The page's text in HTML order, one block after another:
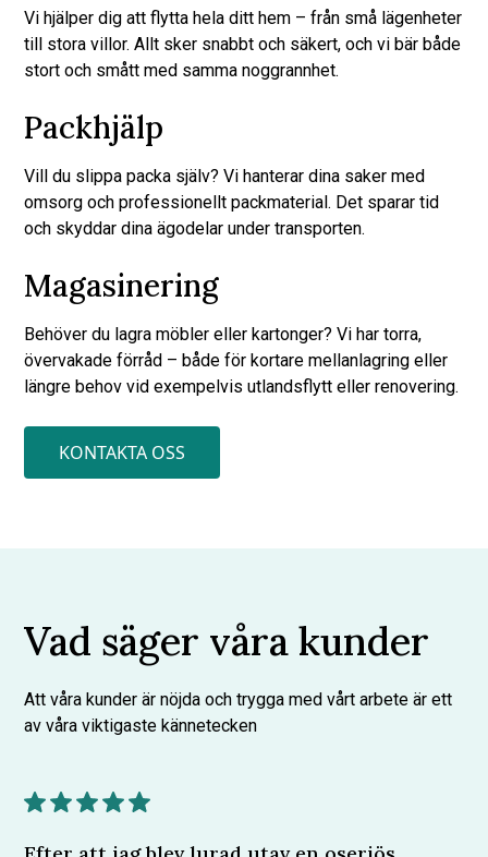
Vi hjälper dig att flytta hela ditt hem – från små lägenheter
till stora villor. Allt sker snabbt och säkert, och vi bär både
stort och smått med samma noggrannhet.
Packhjälp
Vill du slippa packa själv? Vi hanterar dina saker med
omsorg och professionellt packmaterial. Det sparar tid
och skyddar dina ägodelar under transporten.
Magasinering
Behöver du lagra möbler eller kartonger? Vi har torra,
övervakade förråd – både för kortare mellanlagring eller
längre behov vid exempelvis utlandsflytt eller renovering.
KONTAKTA OSS
Vad säger våra kunder
Att våra kunder är nöjda och trygga med vårt arbete är ett
av våra viktigaste kännetecken